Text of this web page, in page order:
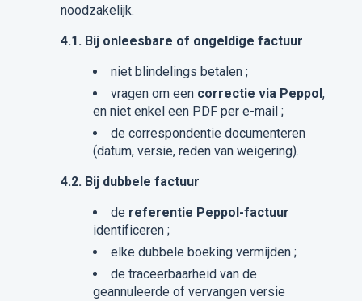
noodzakelijk.
4.1. Bij onleesbare of ongeldige factuur
niet blindelings betalen ;
vragen om een correctie via Peppol,
en niet enkel een PDF per e-mail ;
de correspondentie documenteren
(datum, versie, reden van weigering).
4.2. Bij dubbele factuur
de referentie Peppol-factuur
identificeren ;
elke dubbele boeking vermijden ;
de traceerbaarheid van de
geannuleerde of vervangen versie